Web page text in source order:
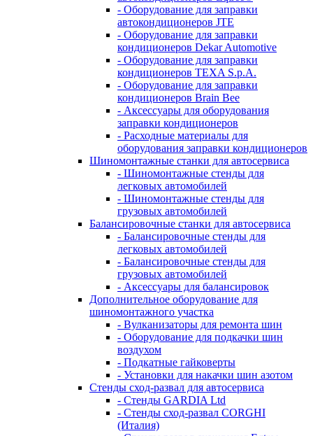
- Оборудование для заправки
автокондиционеров JTE
- Оборудование для заправки
кондиционеров Dekar Automotive
- Оборудование для заправки
кондиционеров TEXA S.p.A.
- Оборудование для заправки
кондиционеров Brain Bee
- Аксессуары для оборудования
заправки кондиционеров
- Расходные материалы для
оборудования заправки кондиционеров
Шиномонтажные станки для автосервиса
- Шиномонтажные стенды для
легковых автомобилей
- Шиномонтажные стенды для
грузовых автомобилей
Балансировочные станки для автосервиса
- Балансировочные стенды для
легковых автомобилей
- Балансировочные стенды для
грузовых автомобилей
- Аксессуары для балансировок
Дополнительное оборудование для
шиномонтажного участка
- Вулканизаторы для ремонта шин
- Оборудование для подкачки шин
воздухом
- Подкатные гайковерты
- Установки для накачки шин азотом
Стенды сход-развал для автосервиса
- Стенды GARDIA Ltd
- Стенды сход-развал CORGHI
(Италия)